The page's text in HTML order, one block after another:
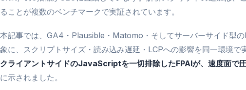
ることが複数のベンチマークで実証されています。
本記事では、GA4・Plausible・Matomo・そしてサーバーサイド型
象に、スクリプトサイズ・読み込み遅延・LCPへの影響を同一環境で
クライアントサイドのJavaScriptを一切排除したFPAIが、速度面で
に示されました。